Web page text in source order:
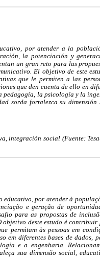
por atender a la
la potenciación y
un gran reto para las
El objetivo de este
que le permiten a las
que den cuenta de ello en
pedagogía, la psicología y la
sorda fortalezca su dimensión
integración social (Fuente:
educativo, por atender à
e geração de
para as propostas de
deste estudo é contribuir
permitam às pessoas em
em diferentes bases de dados,
e a engenharia.
sua dimensão social,